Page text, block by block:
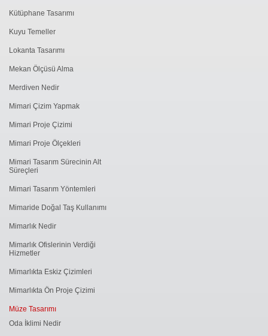
Kütüphane Tasarımı
Kuyu Temeller
Lokanta Tasarımı
Mekan Ölçüsü Alma
Merdiven Nedir
Mimari Çizim Yapmak
Mimari Proje Çizimi
Mimari Proje Ölçekleri
Mimari Tasarım Sürecinin Alt
Süreçleri
Mimari Tasarım Yöntemleri
Mimaride Doğal Taş Kullanımı
Mimarlık Nedir
Mimarlık Ofislerinin Verdiği
Hizmetler
Mimarlıkta Eskiz Çizimleri
Mimarlıkta Ön Proje Çizimi
Müze Tasarımı
Oda İklimi Nedir